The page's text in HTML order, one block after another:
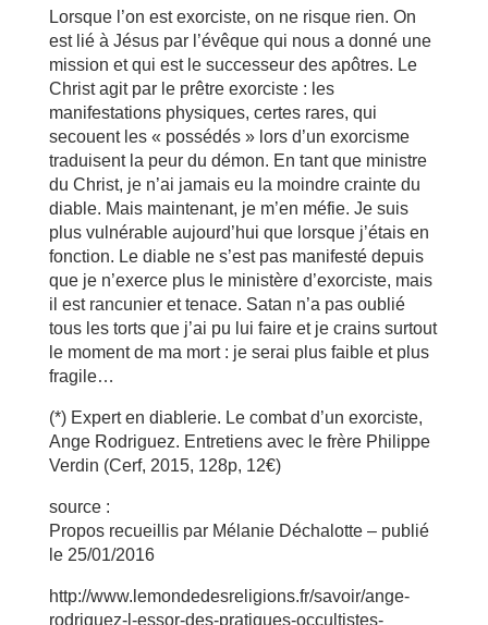
Lorsque l’on est exorciste, on ne risque rien. On
est lié à Jésus par l’évêque qui nous a donné une
mission et qui est le successeur des apôtres. Le
Christ agit par le prêtre exorciste : les
manifestations physiques, certes rares, qui
secouent les « possédés » lors d’un exorcisme
traduisent la peur du démon. En tant que ministre
du Christ, je n’ai jamais eu la moindre crainte du
diable. Mais maintenant, je m’en méfie. Je suis
plus vulnérable aujourd’hui que lorsque j’étais en
fonction. Le diable ne s’est pas manifesté depuis
que je n’exerce plus le ministère d’exorciste, mais
il est rancunier et tenace. Satan n’a pas oublié
tous les torts que j’ai pu lui faire et je crains surtout
le moment de ma mort : je serai plus faible et plus
fragile…
(*) Expert en diablerie. Le combat d’un exorciste,
Ange Rodriguez. Entretiens avec le frère Philippe
Verdin (Cerf, 2015, 128p, 12€)
source :
Propos recueillis par Mélanie Déchalotte – publié
le 25/01/2016
http://www.lemondedesreligions.fr/savoir/ange-
rodriguez-l-essor-des-pratiques-occultistes-